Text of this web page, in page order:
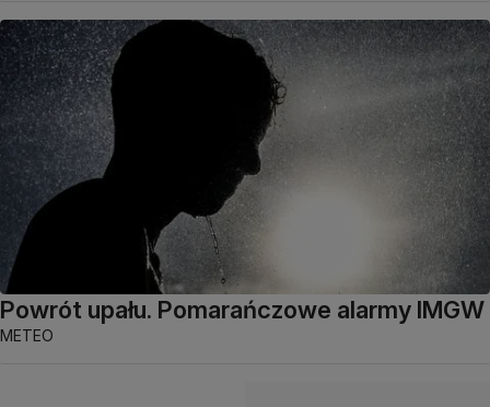
Powrót upału. Pomarańczowe alarmy IMGW
METEO